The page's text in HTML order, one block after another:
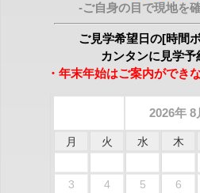
-ご自身の目で現地を
ご見学希望日の[時間
カンタンに見学予
・年末年始はご案内ができ
2026年 8
月 火 水 木
3
4 5 6